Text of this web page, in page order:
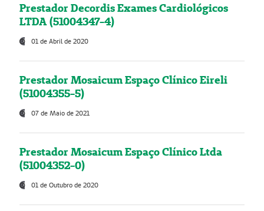
Prestador Decordis Exames Cardiológicos
LTDA (51004347-4)
01 de Abril de 2020
Prestador Mosaicum Espaço Clínico Eireli
(51004355-5)
07 de Maio de 2021
Prestador Mosaicum Espaço Clínico Ltda
(51004352-0)
01 de Outubro de 2020